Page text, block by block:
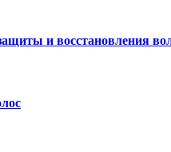
и восстановления